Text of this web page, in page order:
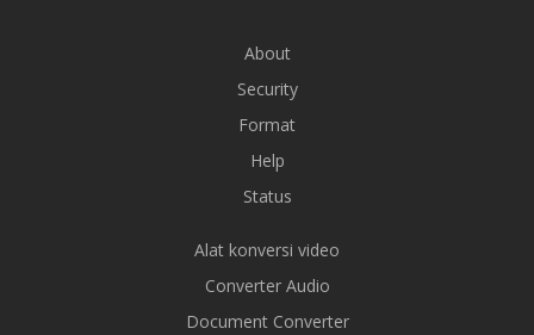
About
Security
Format
Help
Status
Alat konversi video
Converter Audio
Document Converter